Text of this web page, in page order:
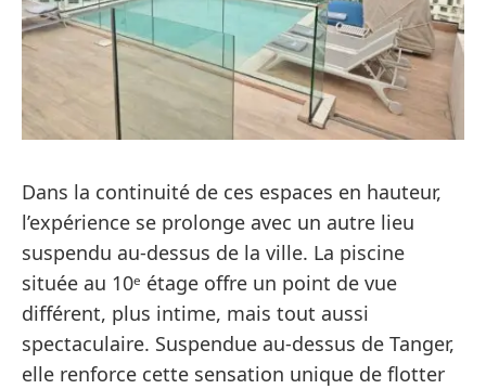
Dans la continuité de ces espaces en hauteur,
l’expérience se prolonge avec un autre lieu
suspendu au-dessus de la ville. La piscine
située au 10ᵉ étage offre un point de vue
différent, plus intime, mais tout aussi
spectaculaire. Suspendue au-dessus de Tanger,
elle renforce cette sensation unique de flotter